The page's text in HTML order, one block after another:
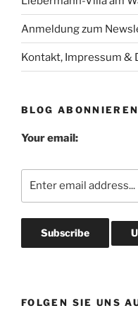
Anmeldung zum
Kontakt, Impressum &
BLOG ABONNIEREN
Your email:
FOLGEN SIE UNS